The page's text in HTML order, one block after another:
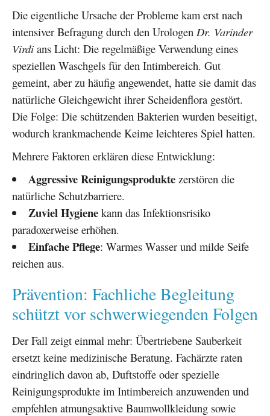
Die eigentliche Ursache der Probleme kam erst nach
intensiver Befragung durch den Urologen Dr. Varinder
Virdi ans Licht: Die regelmäßige Verwendung eines
speziellen Waschgels für den Intimbereich. Gut
gemeint, aber zu häufig angewendet, hatte sie damit das
natürliche Gleichgewicht ihrer Scheidenflora gestört.
Die Folge: Die schützenden Bakterien wurden beseitigt,
wodurch krankmachende Keime leichteres Spiel hatten.
Mehrere Faktoren erklären diese Entwicklung:
Aggressive Reinigungsproduktezerstören die
natürliche Schutzbarriere.
Zuviel Hygienekann das Infektionsrisiko
paradoxerweise erhöhen.
Einfache Pflege: Warmes Wasser und milde Seife
reichen aus.
Prävention: Fachliche Begleitung
schützt vor schwerwiegenden Folgen
Der Fall zeigt einmal mehr: Übertriebene Sauberkeit
ersetzt keine medizinische Beratung. Fachärzte raten
eindringlich davon ab, Duftstoffe oder spezielle
Reinigungsprodukte im Intimbereich anzuwenden und
empfehlen atmungsaktive Baumwollkleidung sowie